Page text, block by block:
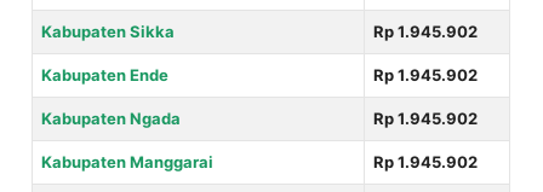
Kabupaten Sikka Rp 1.945.902
Kabupaten Ende Rp 1.945.902
Kabupaten Ngada Rp 1.945.902
Kabupaten Manggarai Rp 1.945.902